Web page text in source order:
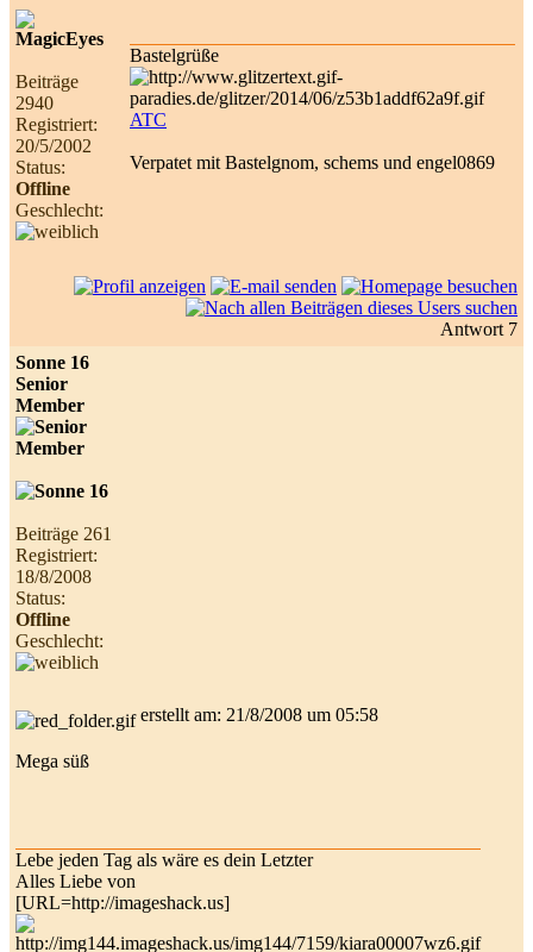
Beiträge
2940
Registriert:
20/5/2002
Status:
Offline
Geschlecht:
Bastelgrüße
ATC
Verpatet mit Bastelgnom, schems und engel0869
Antwort 7
Sonne 16
Senior
Member
Beiträge 261
Registriert:
18/8/2008
Status:
Offline
Geschlecht:
erstellt am: 21/8/2008 um 05:58
Mega süß
Lebe jeden Tag als wäre es dein Letzter
Alles Liebe von
[URL=http://imageshack.us]